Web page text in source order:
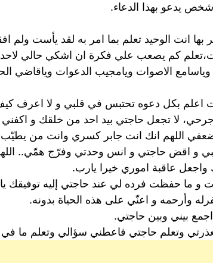
يدعو بهذا الدعاء.
انت الوحيد تعلم بما امر به لقد يأست ولم
كم يصعب علي فكرة ان اشكي حالي
وياسامع الاصوات ويامجيب الدعوات
بكل دعوه تحتبس في قلبي و ﻻ اعرف كيف
لا تجعل حاجتي بيد احد من خلقك و
اللهم انك انت جابر كسري وانت من
و اقض حاجتي و انس وحدتي وفرّج همّي..
عاقبة اموري خيرا يارب.
و ما حفظت فرده لي عند حاجتي إليه توفيقك
وأرحمه و اعنّي على هذه الحياة بدونه.
بيني وبين حاجتي.
وتعلم حاجتي فاعطني سؤالي وتعلم ما